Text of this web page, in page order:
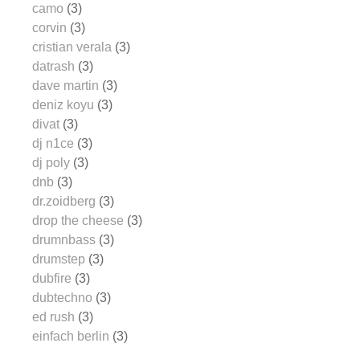
camo (3)
corvin (3)
cristian verala (3)
datrash (3)
dave martin (3)
deniz koyu (3)
divat (3)
dj n1ce (3)
dj poly (3)
dnb (3)
dr.zoidberg (3)
drop the cheese (3)
drumnbass (3)
drumstep (3)
dubfire (3)
dubtechno (3)
ed rush (3)
einfach berlin (3)